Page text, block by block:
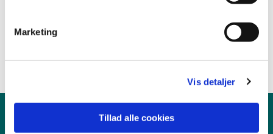
Marketing
Vis detaljer
Tillad alle cookies